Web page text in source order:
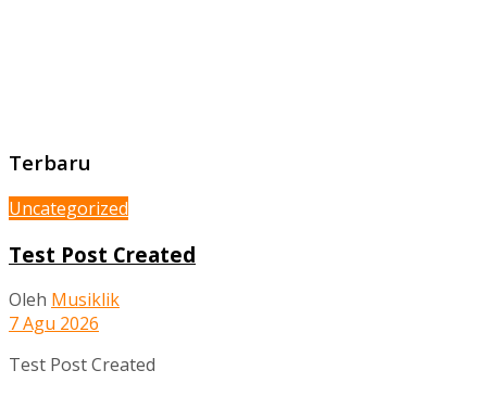
Terbaru
Uncategorized
Test Post Created
Oleh Musiklik
7 Agu 2026
Test Post Created